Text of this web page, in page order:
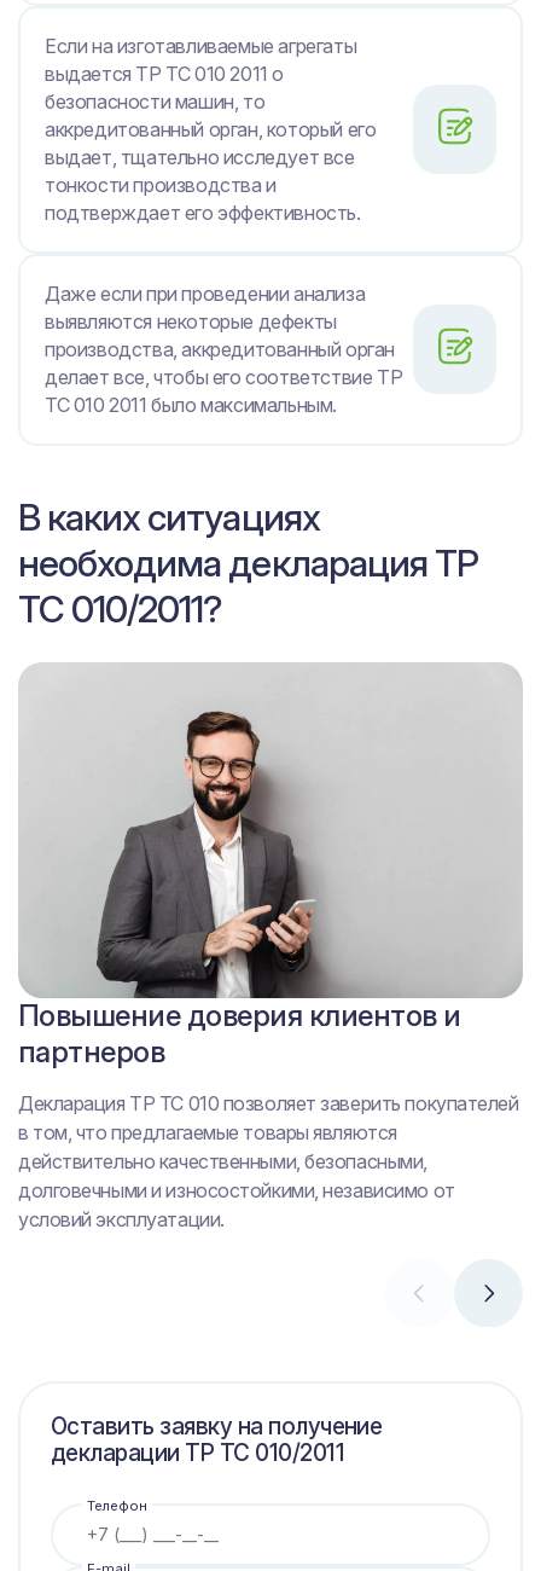
Если на изготавливаемые агрегаты
выдается ТР ТС 010 2011 о
безопасности машин, то
аккредитованный орган, который его
выдает, тщательно исследует все
тонкости производства и
подтверждает его эффективность.
Даже если при проведении анализа
выявляются некоторые дефекты
производства, аккредитованный орган
делает все, чтобы его соответствие ТР
ТС 010 2011 было максимальным.
В каких ситуациях
необходима декларация ТР
ТС 010/2011?
Повышение доверия клиентов и
партнеров
Декларация ТР ТС 010 позволяет заверить покупателей
в том, что предлагаемые товары являются
действительно качественными, безопасными,
долговечными и износостойкими, независимо от
условий эксплуатации.
Продвижение бизнеса
Независимо от того, в какой стране изготовитель ведет
профессиональную деятельность, он сможет более
эффективно продвигать и расширять бизнес, несмотря
на уровень и жесткость конкуренции.
Соблюдение стандартов
безопасности
Учитывая, что промышленные агрегаты
непосредственно влияют на пользователей,
декларация ТР ТС 010 является главным аргументом в
пользу этого важного фактора.
Оставить заявку на получение
декларации ТР ТС 010/2011
Телефон